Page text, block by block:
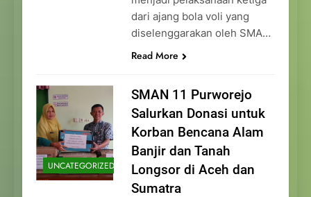
dari ajang bola voli yang
diselenggarakan oleh SMA…
Read More
UNCATEGORIZED
SMAN 11 Purworejo
Salurkan Donasi untuk
Korban Bencana Alam
Banjir dan Tanah
Longsor di Aceh dan
Sumatra